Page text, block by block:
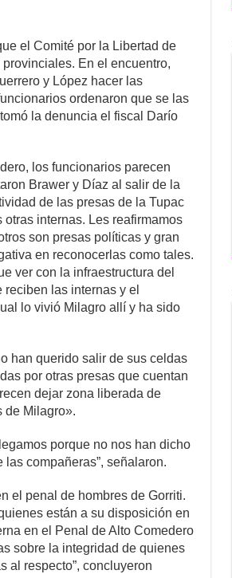
el Comité por la Libertad de
En el encuentro,
y López hacer las
ordenaron que se las
la denuncia el fiscal Darío
los funcionarios parecen
Brawer y Díaz al salir de la
de las presas de la Tupac
internas. Les reafirmamos
son presas políticas y gran
en reconocerlas como tales.
ver con la infraestructura del
las internas y el
lo vivió Milagro allí y ha sido
han querido salir de sus celdas
por otras presas que cuentan
dejar zona liberada de
de Milagro».
porque no nos han dicho
compañeras”, señalaron.
el penal de hombres de Gorriti.
están a su disposición en
en el Penal de Alto Comedero
sobre la integridad de quienes
al respecto”, concluyeron